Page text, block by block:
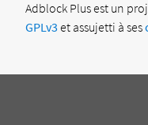
Adblock Plus est un
GPLv3 et assujetti à ses